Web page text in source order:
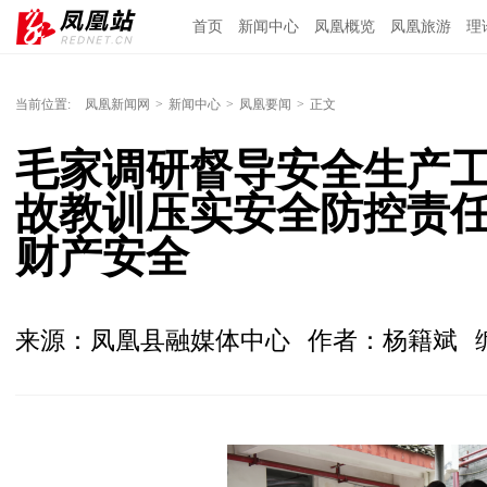
首页 新闻中心 凤凰概览 凤凰旅游 理
当前位置: 凤凰新闻网 > 新闻中心 > 凤凰要闻 > 正文
毛家调研督导安全生产
故教训压实安全防控责
财产安全
来源：凤凰县融媒体中心 作者：杨籍斌